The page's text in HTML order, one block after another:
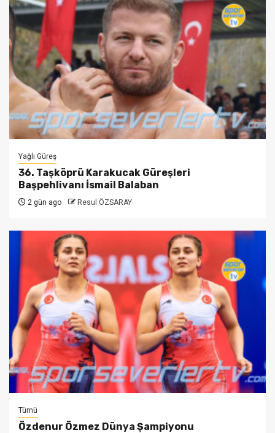
Yağlı Güreş
36. Taşköprü Karakucak Güreşleri
Başpehlivanı İsmail Balaban
2 gün ago Resul ÖZSARAY
Tümü
Özdenur Özmez Dünya Şampiyonu